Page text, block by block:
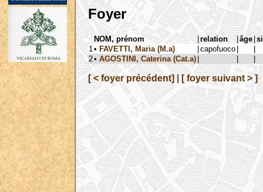
Foyer
NOM, prénom |relation |âge |
1 • FAVETTI, Maria (M.a) |capofuoco |
|
2• AGOSTINI, Caterina (Cat.a) | | |
[ < foyer précédent] [ foyer suivant > ]